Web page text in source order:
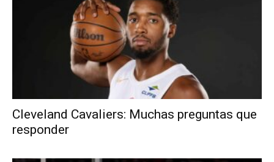
Cleveland Cavaliers: Muchas preguntas que
responder